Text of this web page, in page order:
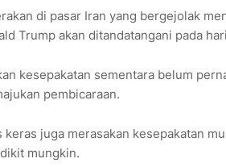
di pasar Iran yang bergejolak
Trump akan ditandatangani pada
kesepakatan sementara belum
pembicaraan.
keras juga merasakan kesepakatan
mungkin.